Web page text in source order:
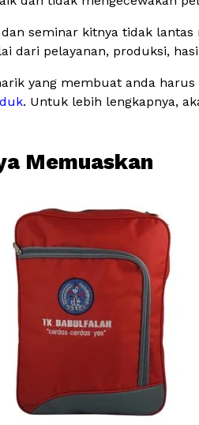
seminar kitnya tidak
dari pelayanan, produksi,
yang membuat anda
. Untuk lebih lengkapnya,
Memuaskan